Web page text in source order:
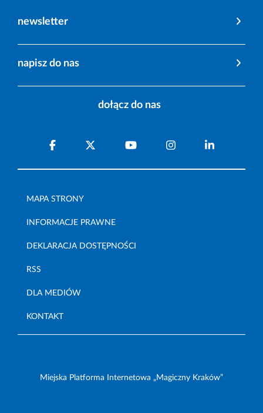
newsletter
napisz do nas
dołącz do nas
MAPA STRONY
INFORMACJE PRAWNE
DEKLARACJA DOSTĘPNOŚCI
RSS
DLA MEDIÓW
KONTAKT
Miejska Platforma Internetowa „Magiczny Kraków”